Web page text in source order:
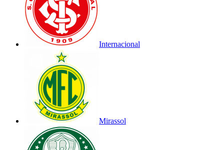
Internacional
Mirassol